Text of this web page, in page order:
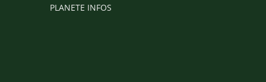
PLANETE INFOS